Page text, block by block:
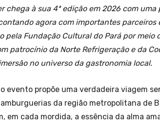
chega à sua 4ª edição em 2026 com
agora com importantes parceiros
pela Fundação Cultural do Pará por meio
patrocínio da Norte Refrigeração e da
no universo da gastronomia local.
evento propõe uma verdadeira viagem
da região metropolitana de
em cada mordida, a essência da alma